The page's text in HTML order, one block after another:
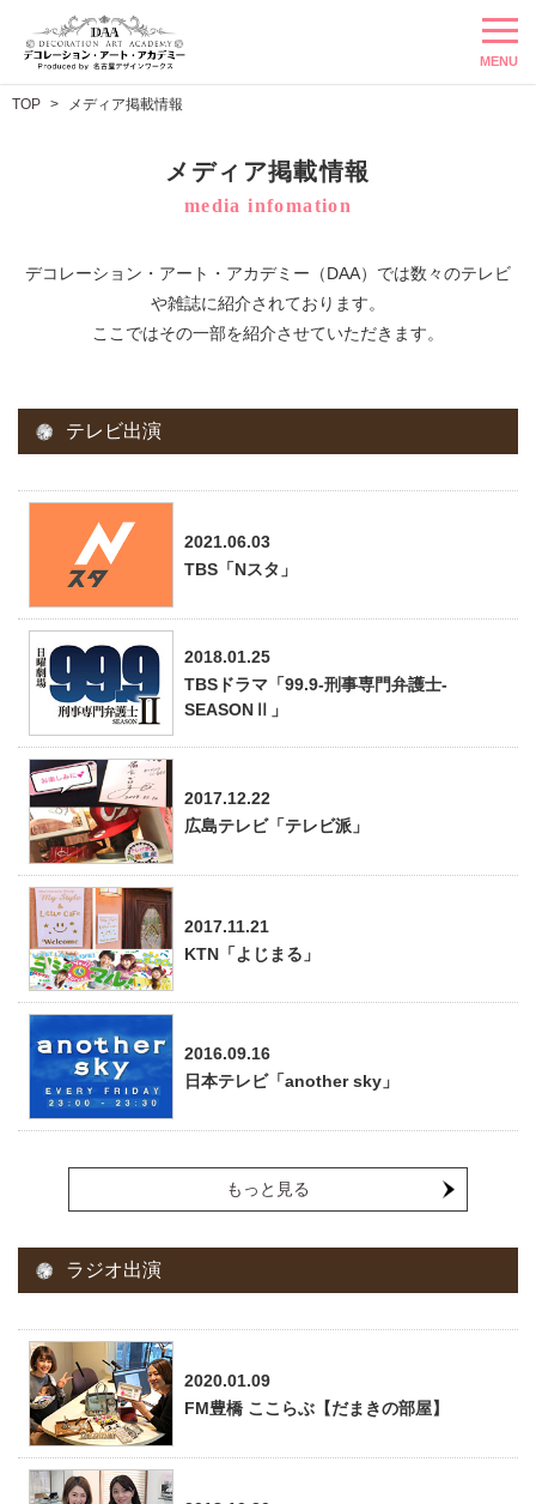
MENU
TOP メディア掲載情報
メディア掲載情報
media infomation
デコレーション・アート・アカデミー（DAA）では数々のテレビ
や雑誌に紹介されております。
ここではその一部を紹介させていただきます。
テレビ出演
2021.06.03
TBS「Nスタ」
2018.01.25
TBSドラマ「99.9-刑事専門弁護士-
SEASONⅡ」
2017.12.22
広島テレビ「テレビ派」
2017.11.21
KTN「よじまる」
2016.09.16
日本テレビ「another sky」
もっと見る
ラジオ出演
2020.01.09
FM豊橋 ここらぶ【だまきの部屋】